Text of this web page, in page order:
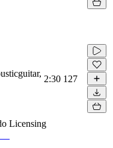
2:30 127
Licensing